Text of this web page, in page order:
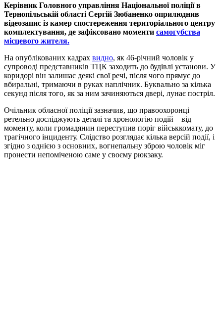
Керівник Головного управління Національної поліції в
Тернопільській області Сергій Зюбаненко оприлюднив
відеозапис із камер спостереження територіального центру
комплектування, де зафіксовано моменти самогубства
місцевого жителя.
На опублікованих кадрах видно, як 46-річний чоловік у
супроводі представників ТЦК заходить до будівлі установи. У
коридорі він залишає деякі свої речі, після чого прямує до
вбиральні, тримаючи в руках наплічник. Буквально за кілька
секунд після того, як за ним зачиняються двері, лунає постріл.
Очільник обласної поліції зазначив, що правоохоронці
ретельно досліджують деталі та хронологію подій – від
моменту, коли громадянин переступив поріг військкомату, до
трагічного інциденту. Слідство розглядає кілька версій події, і
згідно з однією з основних, вогнепальну зброю чоловік міг
пронести непоміченою саме у своєму рюкзаку.